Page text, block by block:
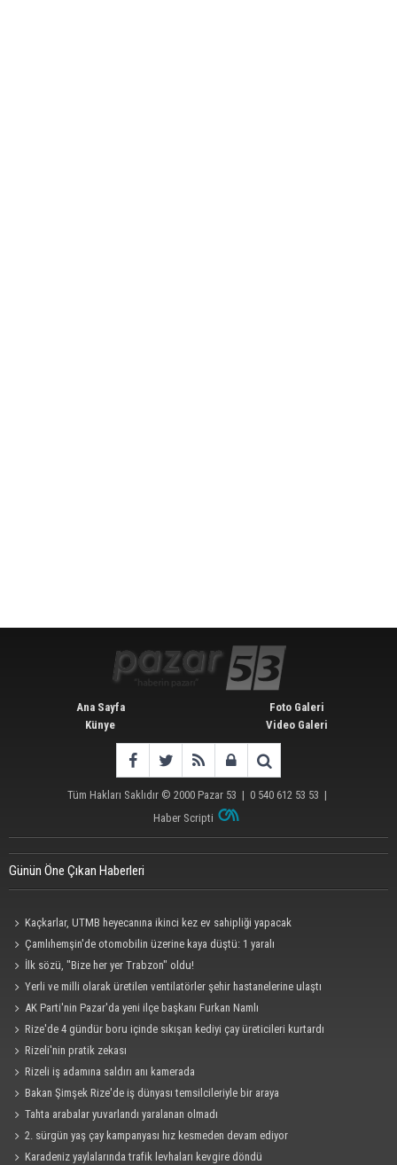
Ana Sayfa
Künye
Foto Galeri
Video Galeri
Tüm Hakları Saklıdır © 2000 Pazar 53 | 0 540 612 53 53 |
Haber Scripti
Günün Öne Çıkan Haberleri
Kaçkarlar, UTMB heyecanına ikinci kez ev sahipliği yapacak
Çamlıhemşin'de otomobilin üzerine kaya düştü: 1 yaralı
İlk sözü, "Bize her yer Trabzon" oldu!
Yerli ve milli olarak üretilen ventilatörler şehir hastanelerine ulaştı
AK Parti'nin Pazar'da yeni ilçe başkanı Furkan Namlı
Rize'de 4 gündür boru içinde sıkışan kediyi çay üreticileri kurtardı
Rizeli'nin pratik zekası
Rizeli iş adamına saldırı anı kamerada
Bakan Şimşek Rize'de iş dünyası temsilcileriyle bir araya
Tahta arabalar yuvarlandı yaralanan olmadı
2. sürgün yaş çay kampanyası hız kesmeden devam ediyor
Karadeniz yaylalarında trafik levhaları kevgire döndü